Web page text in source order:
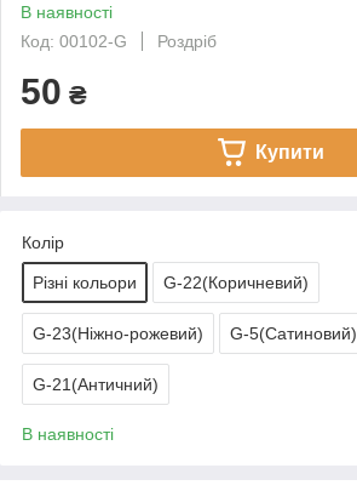
В наявності
Код: 00102-G
Роздріб
50 ₴
Купити
Колір
Різні кольори G-22(Коричневий)
G-23(Ніжно-рожевий) G-5(Сатиновий)
G-21(Античний)
В наявності